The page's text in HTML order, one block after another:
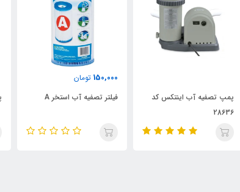
فیلتر تصفیه آب استخر A
پمپ تصفیه آب استخر 28604